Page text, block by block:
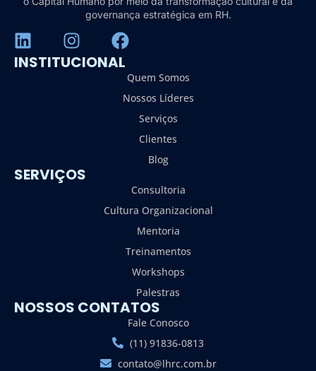
governança estratégica em RH.
INSTITUCIONAL
Quem Somos
Nossos Líderes
Serviços
Clientes
Blog
SERVIÇOS
Consultoria
Cultura Organizacional
Mentoria
Treinamentos
Workshops
Palestras
NOSSOS CONTATOS
Fale Conosco
(11) 91836-0813
contato@lhrc.com.br